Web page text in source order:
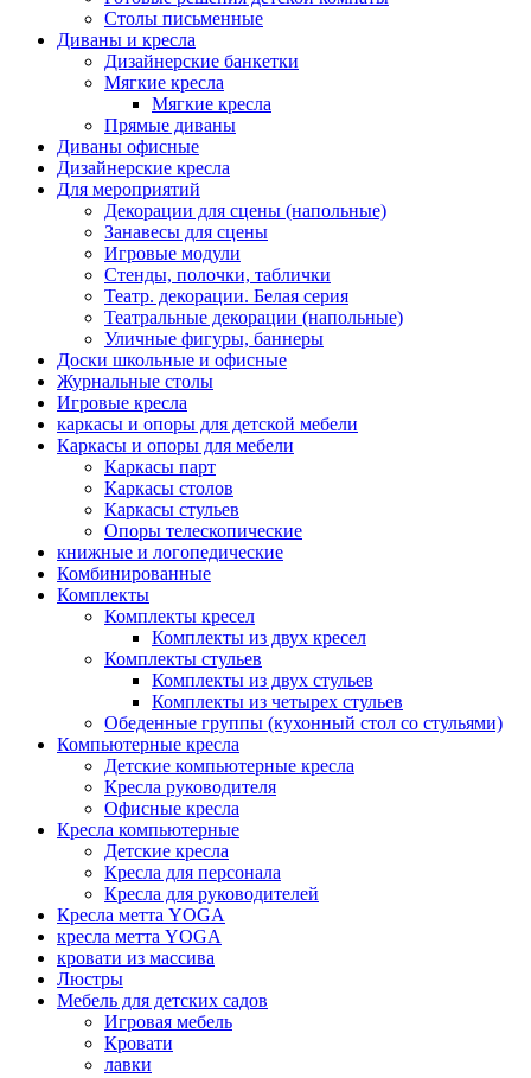
Столы письменные
Диваны и кресла
Дизайнерские банкетки
Мягкие кресла
Мягкие кресла
Прямые диваны
Диваны офисные
Дизайнерские кресла
Для мероприятий
Декорации для сцены (напольные)
Занавесы для сцены
Игровые модули
Стенды, полочки, таблички
Театр. декорации. Белая серия
Театральные декорации (напольные)
Уличные фигуры, баннеры
Доски школьные и офисные
Журнальные столы
Игровые кресла
каркасы и опоры для детской мебели
Каркасы и опоры для мебели
Каркасы парт
Каркасы столов
Каркасы стульев
Опоры телескопические
книжные и логопедические
Комбинированные
Комплекты
Комплекты кресел
Комплекты из двух кресел
Комплекты стульев
Комплекты из двух стульев
Комплекты из четырех стульев
Обеденные группы (кухонный стол со стульями)
Компьютерные кресла
Детские компьютерные кресла
Кресла руководителя
Офисные кресла
Кресла компьютерные
Детские кресла
Кресла для персонала
Кресла для руководителей
Кресла метта YOGA
кресла метта YOGA
кровати из массива
Люстры
Мебель для детских садов
Игровая мебель
Кровати
лавки